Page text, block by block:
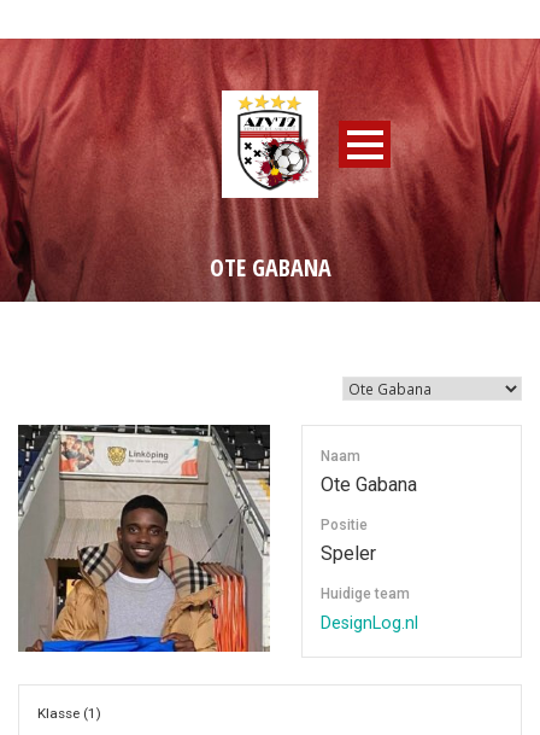
OTE GABANA
Naam
Ote Gabana
Positie
Speler
Huidige team
DesignLog.nl
Klasse (1)